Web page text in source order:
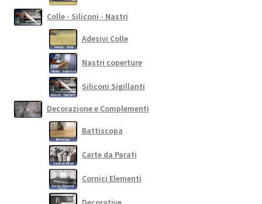
Colle - Siliconi - Nastri
Adesivi Colle
Nastri coperture
Siliconi Sigillanti
Decorazione e Complementi
Battiscopa
Carte da Parati
Cornici Elementi